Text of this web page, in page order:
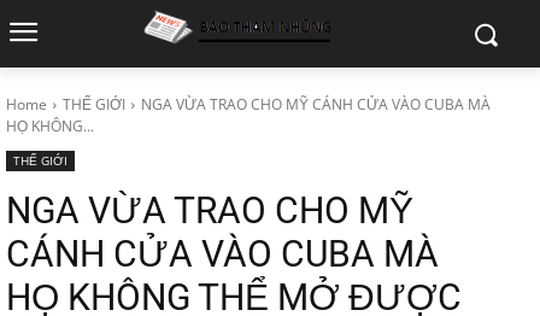
Home THẾ GIỚI
NGA VỪA TRAO CHO MỸ CÁNH CỬA VÀO CUBA MÀ
HỌ KHÔNG...
THẾ GIỚI
NGA VỪA TRAO CHO MỸ
CÁNH CỬA VÀO CUBA MÀ
HỌ KHÔNG THỂ MỞ ĐƯỢC